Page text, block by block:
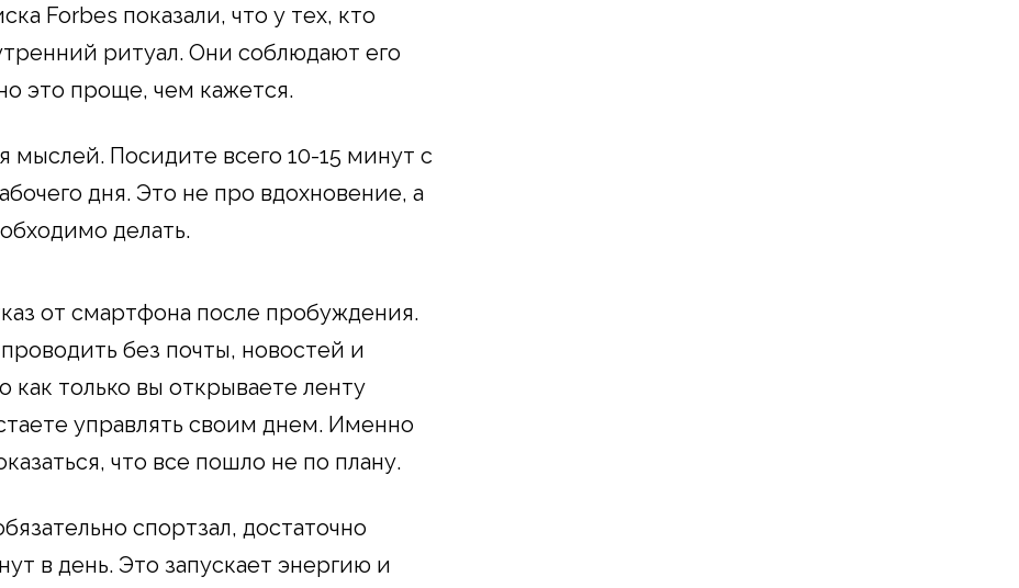
Forbes показали, что у тех, кто
ритуал. Они соблюдают его
это проще, чем кажется.
мыслей. Посидите всего 10-15 минут с
дня. Это не про вдохновение, а
делать.
от смартфона после пробуждения.
без почты, новостей и
только вы открываете ленту
управлять своим днем. Именно
что все пошло не по плану.
спортзал, достаточно
в день. Это запускает энергию и